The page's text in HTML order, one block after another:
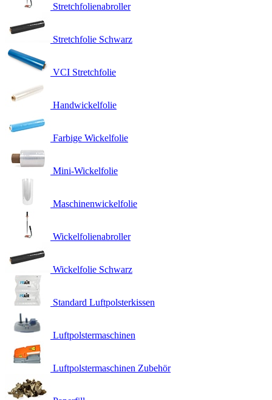
Stretchfolienabroller
Stretchfolie Schwarz
VCI Stretchfolie
Handwickelfolie
Farbige Wickelfolie
Mini-Wickelfolie
Maschinenwickelfolie
Wickelfolienabroller
Wickelfolie Schwarz
Standard Luftpolsterkissen
Luftpolstermaschinen
Luftpolstermaschinen Zubehör